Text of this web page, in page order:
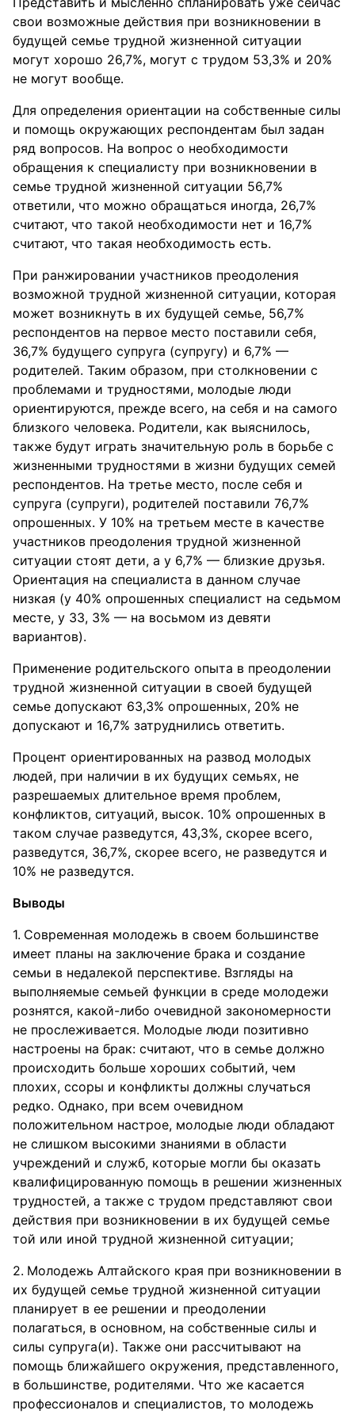
свои возможные действия при возникновении в
будущей семье трудной жизненной ситуации
могут хорошо 26,7%, могут с трудом 53,3% и 20%
не могут вообще.
Для определения ориентации на собственные силы
и помощь окружающих респондентам был задан
ряд вопросов. На вопрос о необходимости
обращения к специалисту при возникновении в
семье трудной жизненной ситуации 56,7%
ответили, что можно обращаться иногда, 26,7%
считают, что такой необходимости нет и 16,7%
считают, что такая необходимость есть.
При ранжировании участников преодоления
возможной трудной жизненной ситуации, которая
может возникнуть в их будущей семье, 56,7%
респондентов на первое место поставили себя,
36,7% будущего супруга (супругу) и 6,7% —
родителей. Таким образом, при столкновении с
проблемами и трудностями, молодые люди
ориентируются, прежде всего, на себя и на самого
близкого человека. Родители, как выяснилось,
также будут играть значительную роль в борьбе с
жизненными трудностями в жизни будущих семей
респондентов. На третье место, после себя и
супруга (супруги), родителей поставили 76,7%
опрошенных. У 10% на третьем месте в качестве
участников преодоления трудной жизненной
ситуации стоят дети, а у 6,7% — близкие друзья.
Ориентация на специалиста в данном случае
низкая (у 40% опрошенных специалист на седьмом
месте, у 33, 3% — на восьмом из девяти
вариантов).
Применение родительского опыта в преодолении
трудной жизненной ситуации в своей будущей
семье допускают 63,3% опрошенных, 20% не
допускают и 16,7% затруднились ответить.
Процент ориентированных на развод молодых
людей, при наличии в их будущих семьях, не
разрешаемых длительное время проблем,
конфликтов, ситуаций, высок. 10% опрошенных в
таком случае разведутся, 43,3%, скорее всего,
разведутся, 36,7%, скорее всего, не разведутся и
10% не разведутся.
Выводы
Современная молодежь в своем большинстве
имеет планы на заключение брака и создание
семьи в недалекой перспективе. Взгляды на
выполняемые семьей функции в среде молодежи
рознятся, какой-либо очевидной закономерности
не прослеживается. Молодые люди позитивно
настроены на брак: считают, что в семье должно
происходить больше хороших событий, чем
плохих, ссоры и конфликты должны случаться
редко. Однако, при всем очевидном
положительном настрое, молодые люди обладают
не слишком высокими знаниями в области
учреждений и служб, которые могли бы оказать
квалифицированную помощь в решении жизненных
трудностей, а также с трудом представляют свои
действия при возникновении в их будущей семье
той или иной трудной жизненной ситуации;
Молодежь Алтайского края при возникновении в
их будущей семье трудной жизненной ситуации
планирует в ее решении и преодолении
полагаться, в основном, на собственные силы и
силы супруга(и). Также они рассчитывают на
помощь ближайшего окружения, представленного,
в большинстве, родителями. Что же касается
профессионалов и специалистов, то молодежь